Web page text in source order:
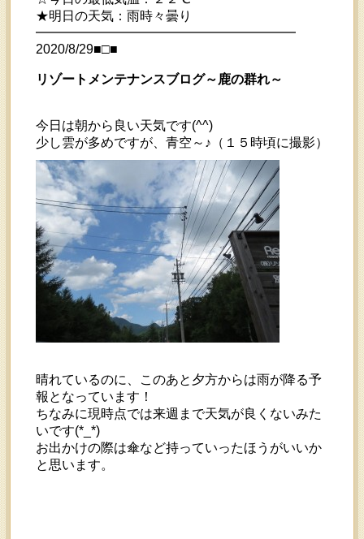
★明日の天気：雨時々曇り
━━━━━━━━━━━━━━━━━━━━
2020/8/29■□■
リゾートメンテナンスブログ～鹿の群れ～
今日は朝から良い天気です(^^)
少し雲が多めですが、青空～♪（１５時頃に撮影）
晴れているのに、このあと夕方からは雨が降る予
報となっています！
ちなみに現時点では来週まで天気が良くないみた
いです(*_*)
お出かけの際は傘など持っていったほうがいいか
と思います。